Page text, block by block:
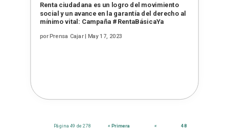
Renta ciudadana es un logro del movimiento
social y un avance en la garantía del derecho al
mínimo vital: Campaña #RentaBásicaYa
porPrensa Cajar| May 17, 2023
Página 49 de 278 « Primera « 48